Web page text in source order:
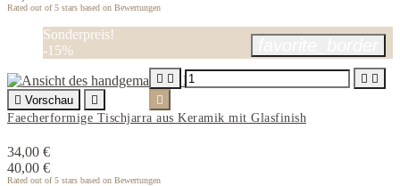
Rated out of 5 stars based on Bewertungen
Sonderpreis!
-15%
 Vorschau

Faecherformige Tischjarra aus Keramik mit Glasfinish
34,00 €
40,00 €
Rated out of 5 stars based on Bewertungen
   
